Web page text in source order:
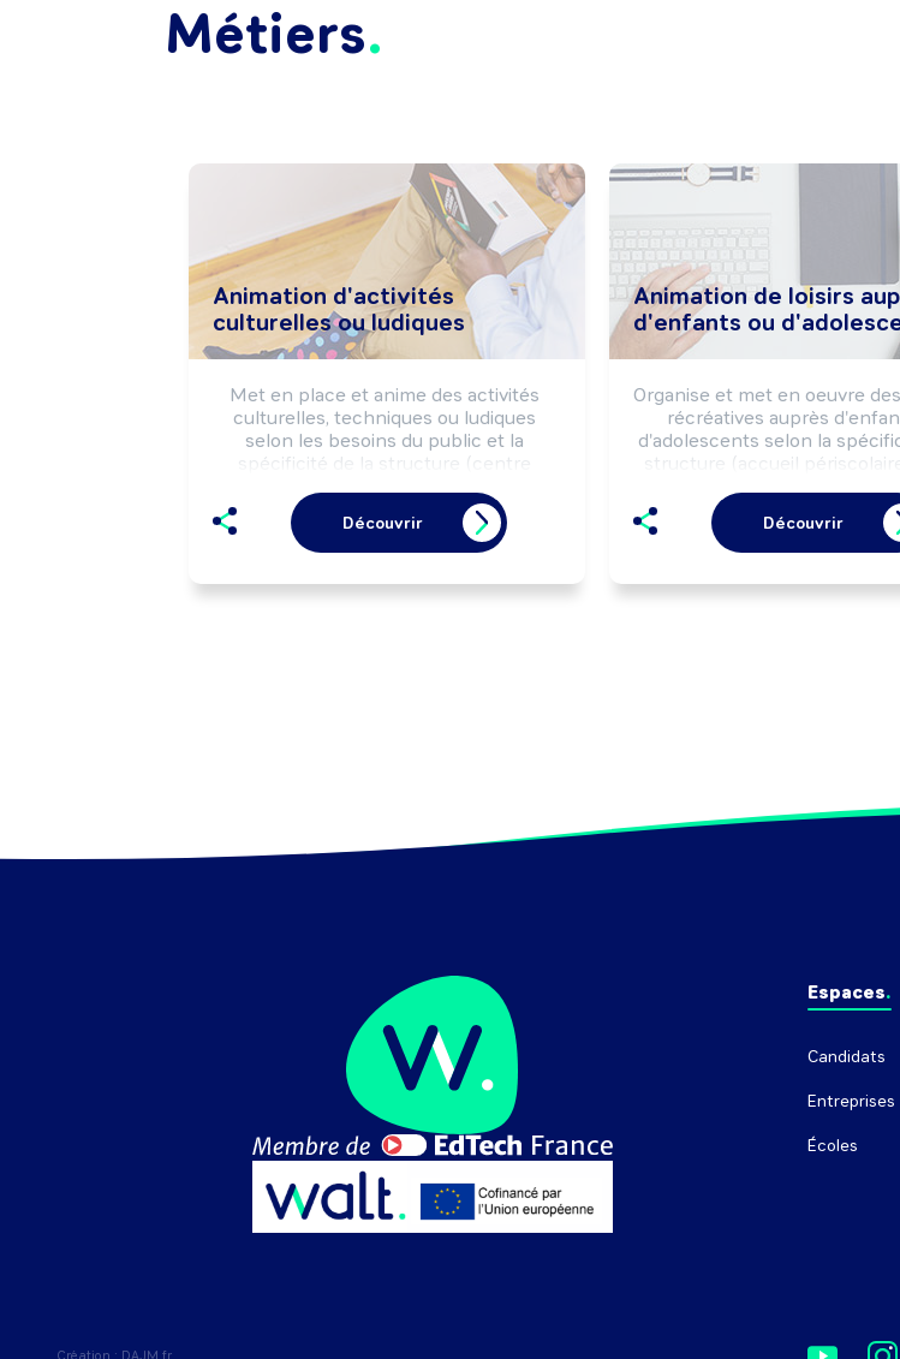
Métiers
Animation d'activités
culturelles ou ludiques
Met en place et anime des activités
culturelles, techniques ou ludiques
selon les besoins du public et la
spécificité de la structure (centre
maison de retraite, ...).
Peut animer un espace multimédia.
Peut coordonner l'activité d'une équipe.
Découvrir
Animation de loisirs
d'enfants ou
Organise et met en oeuvre
récréatives auprès
d'adolescents selon la
structure (accueil
Peut encadrer un groupe
d'adolescents lors de
hébergement.
Peut diriger un accueil
Découvrir
Espaces
Candidats
Entreprises
Écoles